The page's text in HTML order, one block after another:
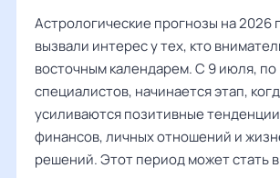
Астрологические прогнозы на 2026
вызвали интерес у тех, кто
восточным календарем. С 9 июля,
специалистов, начинается этап,
усиливаются позитивные
финансов, личных отношений и
решений. Этот период может стать